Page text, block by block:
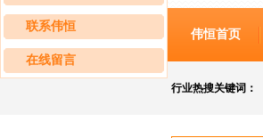
伟恒首页
行业热搜关键词：
联系伟恒
在线留言